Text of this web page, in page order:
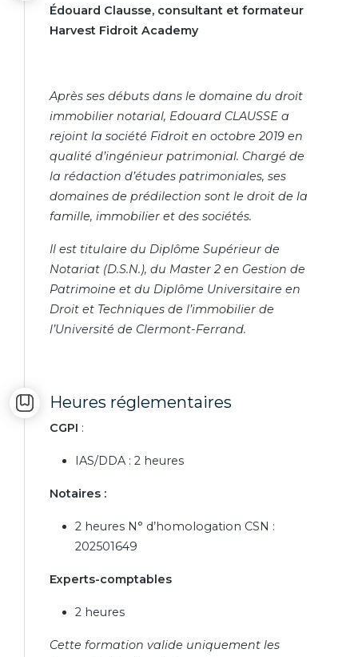
Édouard Clausse, consultant et formateur
Harvest Fidroit Academy
Après ses débuts dans le domaine du droit
immobilier notarial, Edouard CLAUSSE a
rejoint la société Fidroit en octobre 2019 en
qualité d’ingénieur patrimonial. Chargé de
la rédaction d’études patrimoniales, ses
domaines de prédilection sont le droit de la
famille, immobilier et des sociétés.
Il est titulaire du Diplôme Supérieur de
Notariat (D.S.N.), du Master 2 en Gestion de
Patrimoine et du Diplôme Universitaire en
Droit et Techniques de l’immobilier de
l’Université de Clermont-Ferrand.
Heures réglementaires
CGPI :
IAS/DDA : 2 heures
Notaires :
2 heures N° d’homologation CSN :
202501649
Experts-comptables
2 heures
Cette formation valide uniquement les